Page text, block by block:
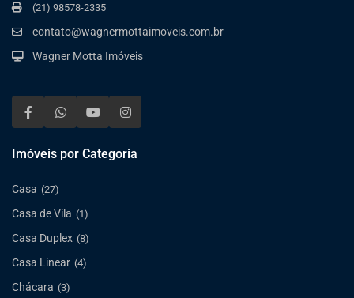
(21) 98578-2335
contato@wagnermottaimoveis.com.br
Wagner Motta Imóveis
Imóveis por Categoria
Casa (27)
Casa de Vila (1)
Casa Duplex (8)
Casa Linear (4)
Chácara (3)